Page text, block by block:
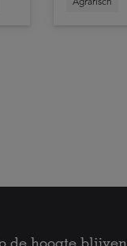
de hoogte blijven